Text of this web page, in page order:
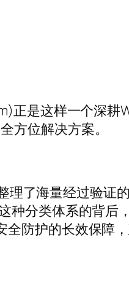
正是这样一个深耕
方位解决方案。
理了海量经过验证
种分类体系的背后
防护的长效保障